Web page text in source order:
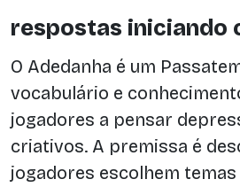
respostas iniciando
O Adedanha é um
vocabulário e
jogadores a pensar
criativos. A premissa é
jogadores escolhem temas